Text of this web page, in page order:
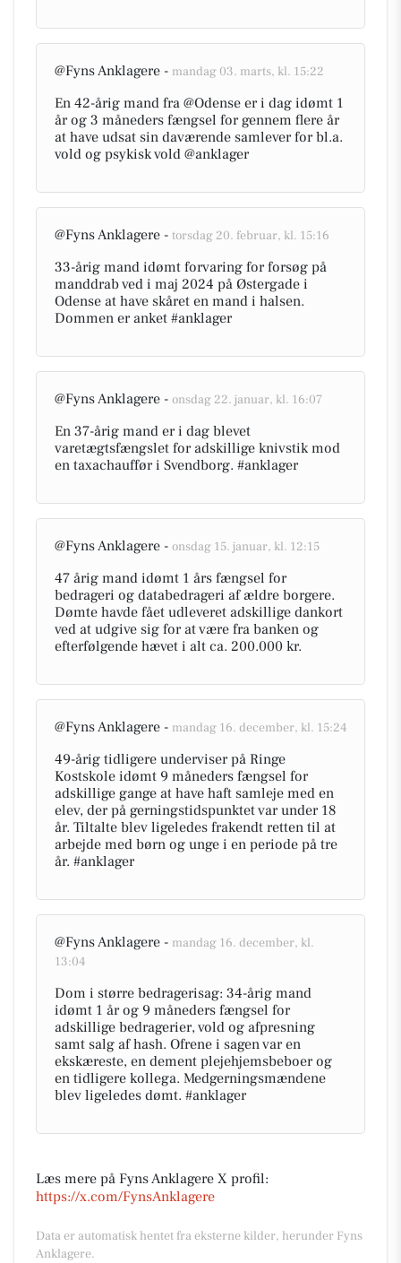
@Fyns Anklagere - mandag 03. marts, kl. 15:22
En 42-årig mand fra @Odense er i dag idømt 1
år og 3 måneders fængsel for gennem flere år
at have udsat sin daværende samlever for bl.a.
vold og psykisk vold @anklager
@Fyns Anklagere - torsdag 20. februar, kl. 15:16
33-årig mand idømt forvaring for forsøg på
manddrab ved i maj 2024 på Østergade i
Odense at have skåret en mand i halsen.
Dommen er anket #anklager
@Fyns Anklagere - onsdag 22. januar, kl. 16:07
En 37-årig mand er i dag blevet
varetægtsfængslet for adskillige knivstik mod
en taxachauffør i Svendborg. #anklager
@Fyns Anklagere - onsdag 15. januar, kl. 12:15
47 årig mand idømt 1 års fængsel for
bedrageri og databedrageri af ældre borgere.
Dømte havde fået udleveret adskillige dankort
ved at udgive sig for at være fra banken og
efterfølgende hævet i alt ca. 200.000 kr.
@Fyns Anklagere - mandag 16. december, kl. 15:24
49-årig tidligere underviser på Ringe
Kostskole idømt 9 måneders fængsel for
adskillige gange at have haft samleje med en
elev, der på gerningstidspunktet var under 18
år. Tiltalte blev ligeledes frakendt retten til at
arbejde med børn og unge i en periode på tre
år. #anklager
@Fyns Anklagere - mandag 16. december, kl.
13:04
Dom i større bedragerisag: 34-årig mand
idømt 1 år og 9 måneders fængsel for
adskillige bedragerier, vold og afpresning
samt salg af hash. Ofrene i sagen var en
ekskæreste, en dement plejehjemsbeboer og
en tidligere kollega. Medgerningsmændene
blev ligeledes dømt. #anklager
Læs mere på Fyns Anklagere X profil:
https://x.com/FynsAnklagere
Data er automatisk hentet fra eksterne kilder, herunder Fyns
Anklagere.